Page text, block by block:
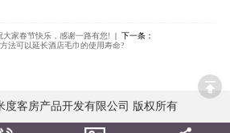
大家春节快乐，感谢一路有您!| 下一条：
法可以延长酒店毛巾的使用寿命?
度客房产品开发有限公司 版权所有